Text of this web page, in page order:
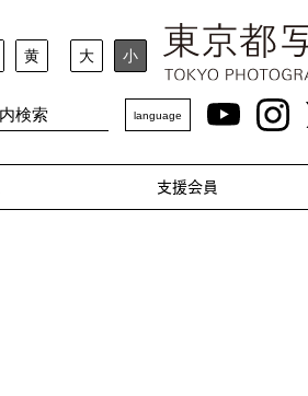
黄 大 小
language
支援会員